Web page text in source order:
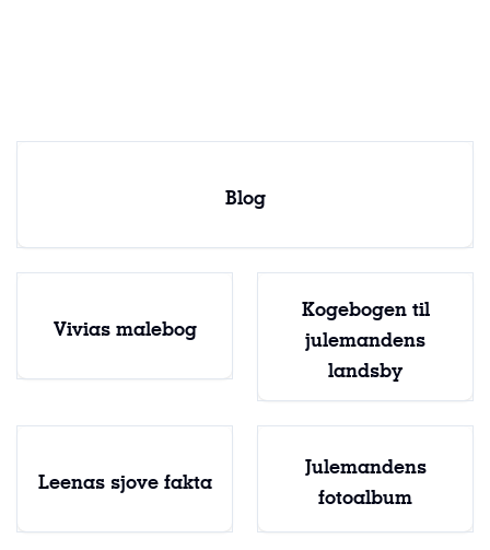
Blog
Vivias malebog
Kogebogen til
julemandens
landsby
Leenas sjove fakta
Julemandens
fotoalbum